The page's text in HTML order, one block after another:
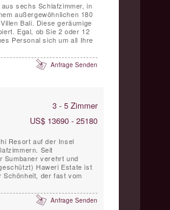
sechs Schlafzimmer, in
außergewöhnlichen 180
Bali. Diese geräumige
Egal, ob Sie 2 oder 12
Personal sich um all Ihre
Anfrage Senden
3 - 5 Zimmer
US$ 13690 - 25180
Resort auf der Insel
Seit
Sumbaner verehrt und
Haweri Estate ist
der fast vom
Anfrage Senden